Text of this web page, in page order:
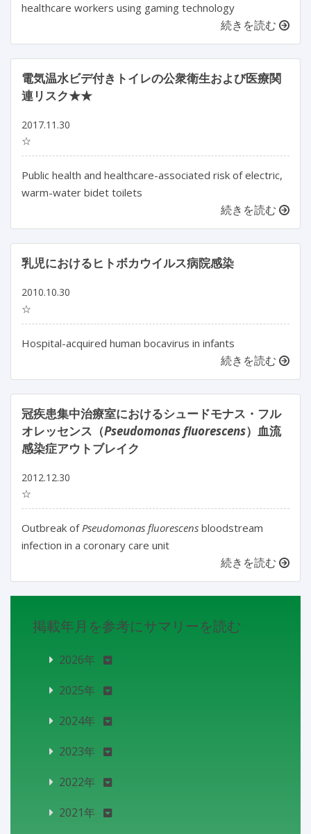
healthcare workers using gaming technology
続きを読む
電気温水ビデ付きトイレの公衆衛生および医療関
連リスク★★
2017.11.30
☆
Public health and healthcare-associated risk of electric,
warm-water bidet toilets
続きを読む
乳児におけるヒトボカウイルス病院感染
2010.10.30
☆
Hospital-acquired human bocavirus in infants
続きを読む
冠疾患集中治療室におけるシュードモナス・フル
オレッセンス（Pseudomonas fluorescens）血流
感染症アウトブレイク
2012.12.30
☆
Outbreak of Pseudomonas fluorescens bloodstream
infection in a coronary care unit
続きを読む
掲載年月を参考にサマリーを読む
2026年
2025年
2024年
2023年
2022年
2021年